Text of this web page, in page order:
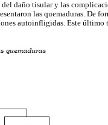
daño tisular y las
las quemaduras. De
autoinfligidas. Este último